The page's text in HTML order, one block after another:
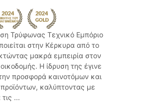
Τρύφωνας Τεχνικό Εμπόριο
στην Κέρκυρα από το
μακρά εμπειρία στον
Η ίδρυση της έγινε
προσφορά καινοτόμων και
καλύπτοντας με
...